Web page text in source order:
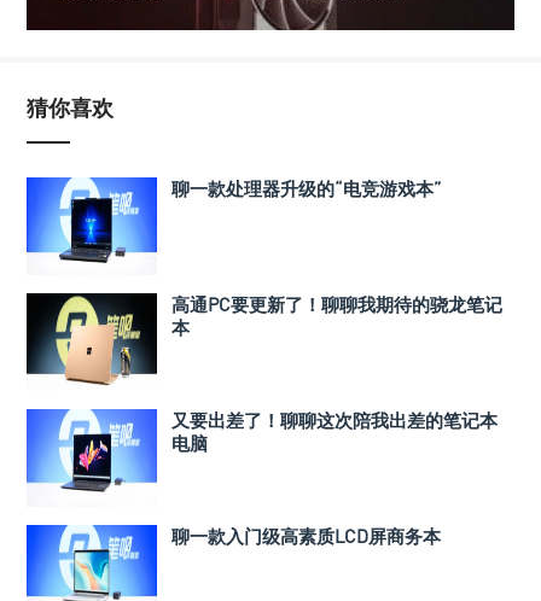
猜你喜欢
聊一款处理器升级的“电竞游戏本”
高通PC要更新了！聊聊我期待的骁龙笔记
本
又要出差了！聊聊这次陪我出差的笔记本
电脑
聊一款入门级高素质LCD屏商务本